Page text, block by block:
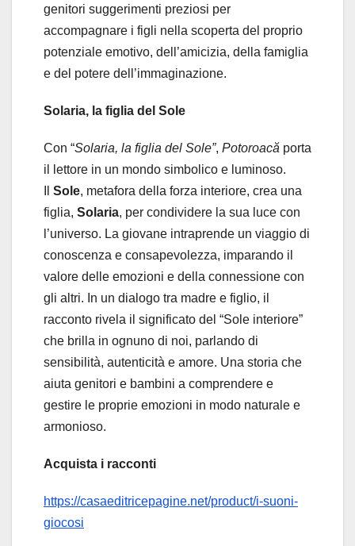
genitori suggerimenti preziosi per
accompagnare i figli nella scoperta del proprio
potenziale emotivo, dell’amicizia, della famiglia
e del potere dell’immaginazione.
Solaria, la figlia del Sole
Con “Solaria, la figlia del Sole”, Potoroacă porta
il lettore in un mondo simbolico e luminoso.
Sole, metafora della forza interiore, crea una
figlia, Solaria, per condividere la sua luce con
l’universo. La giovane intraprende un viaggio di
conoscenza e consapevolezza, imparando il
valore delle emozioni e della connessione con
gli altri. In un dialogo tra madre e figlio, il
racconto rivela il significato del “Sole interiore”
che brilla in ognuno di noi, parlando di
sensibilità, autenticità e amore. Una storia che
aiuta genitori e bambini a comprendere e
gestire le proprie emozioni in modo naturale e
armonioso.
Acquista i racconti
https://casaeditricepagine.net/product/i-suoni-
giocosi